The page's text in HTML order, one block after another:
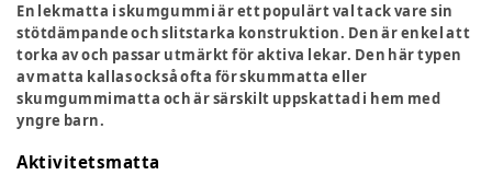
En lekmatta i skumgummi är ett populärt val tack vare sin
stötdämpande och slitstarka konstruktion. Den är enkel att
torka av och passar utmärkt för aktiva lekar. Den här typen
av matta kallas också ofta för skummatta eller
skumgummimatta och är särskilt uppskattad i hem med
yngre barn.
Aktivitetsmatta